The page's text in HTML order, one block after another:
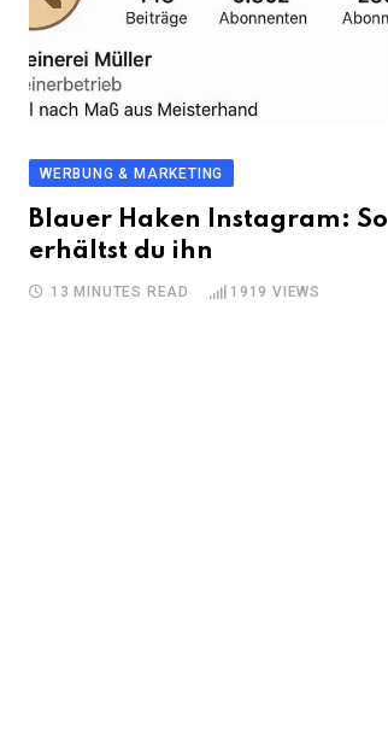
WERBUNG & MARKETING
Blauer Haken Instagram: So
erhältst du ihn
13 MINUTES READ 1919 VIEWS